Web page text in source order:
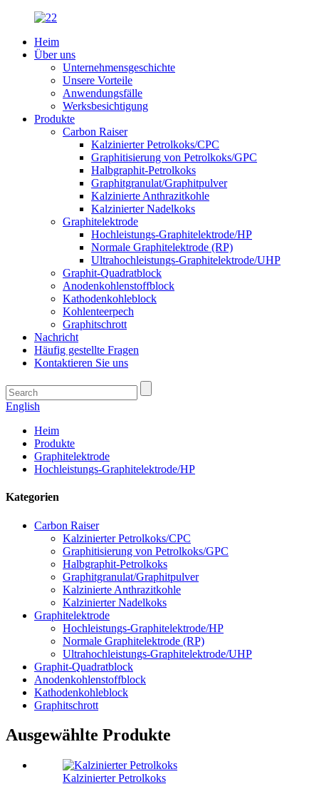
Heim
Über uns
Unternehmensgeschichte
Unsere Vorteile
Anwendungsfälle
Werksbesichtigung
Produkte
Carbon Raiser
Kalzinierter Petrolkoks/CPC
Graphitisierung von Petrolkoks/GPC
Halbgraphit-Petrolkoks
Graphitgranulat/Graphitpulver
Kalzinierte Anthrazitkohle
Kalzinierter Nadelkoks
Graphitelektrode
Hochleistungs-Graphitelektrode/HP
Normale Graphitelektrode (RP)
Ultrahochleistungs-Graphitelektrode/UHP
Graphit-Quadratblock
Anodenkohlenstoffblock
Kathodenkohleblock
Kohlenteerpech
Graphitschrott
Nachricht
Häufig gestellte Fragen
Kontaktieren Sie uns
English
Heim
Produkte
Graphitelektrode
Hochleistungs-Graphitelektrode/HP
Kategorien
Carbon Raiser
Kalzinierter Petrolkoks/CPC
Graphitisierung von Petrolkoks/GPC
Halbgraphit-Petrolkoks
Graphitgranulat/Graphitpulver
Kalzinierte Anthrazitkohle
Kalzinierter Nadelkoks
Graphitelektrode
Hochleistungs-Graphitelektrode/HP
Normale Graphitelektrode (RP)
Ultrahochleistungs-Graphitelektrode/UHP
Graphit-Quadratblock
Anodenkohlenstoffblock
Kathodenkohleblock
Graphitschrott
Ausgewählte Produkte
Kalzinierter Petrolkoks